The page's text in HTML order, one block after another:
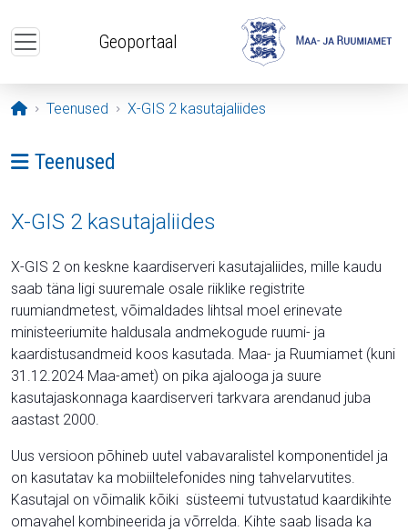
Geoportaal
Avaleht
Teenused X-GIS 2 kasutajaliides
Ava menüü: Teenused
Teenused
X-GIS 2 kasutajaliides
X-GIS 2 on keskne kaardiserveri kasutajaliides, mille kaudu
saab täna ligi suuremale osale riiklike registrite
ruumiandmetest, võimaldades lihtsal moel erinevate
ministeeriumite haldusala andmekogude ruumi- ja
kaardistusandmeid koos kasutada. Maa- ja Ruumiamet (kuni
31.12.2024 Maa-amet) on pika ajalooga ja suure
kasutajaskonnaga kaardiserveri tarkvara arendanud juba
aastast 2000.
Uus versioon põhineb uutel vabavaralistel komponentidel ja
on kasutatav ka mobiiltelefonides ning tahvelarvutites.
Kasutajal on võimalik kõiki süsteemi tutvustatud kaardikihte
omavahel kombineerida ja võrrelda. Kihte saab lisada ka